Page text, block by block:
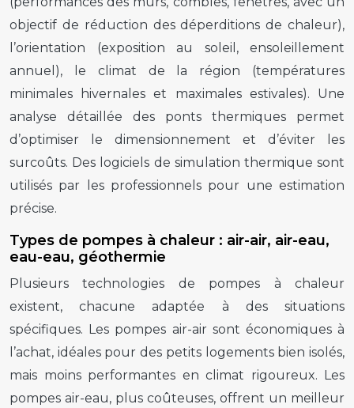
objectif de réduction des déperditions de chaleur),
l’orientation (exposition au soleil, ensoleillement
annuel), le climat de la région (températures
minimales hivernales et maximales estivales). Une
analyse détaillée des ponts thermiques permet
d’optimiser le dimensionnement et d’éviter les
surcoûts. Des logiciels de simulation thermique sont
utilisés par les professionnels pour une estimation
précise.
Types de pompes à chaleur : air-air, air-eau,
eau-eau, géothermie
Plusieurs technologies de pompes à chaleur
existent, chacune adaptée à des situations
spécifiques. Les pompes air-air sont économiques à
l’achat, idéales pour des petits logements bien isolés,
mais moins performantes en climat rigoureux. Les
pompes air-eau, plus coûteuses, offrent un meilleur